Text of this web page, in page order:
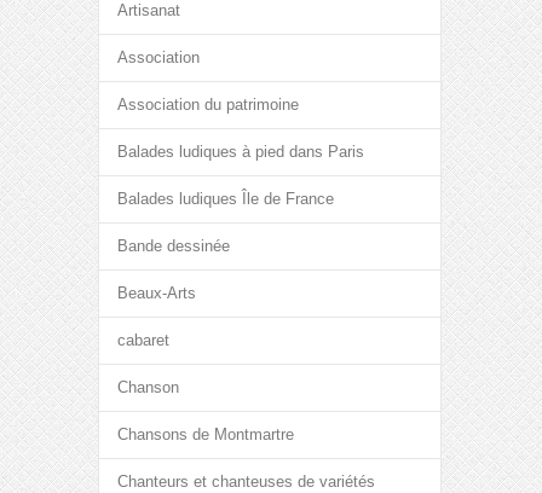
Artisanat
Association
Association du patrimoine
Balades ludiques à pied dans Paris
Balades ludiques Île de France
Bande dessinée
Beaux-Arts
cabaret
Chanson
Chansons de Montmartre
Chanteurs et chanteuses de variétés